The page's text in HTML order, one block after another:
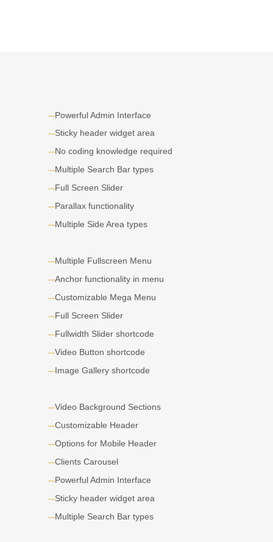
Powerful Admin Interface
Sticky header widget area
No coding knowledge required
Multiple Search Bar types
Full Screen Slider
Parallax functionality
Multiple Side Area types
Multiple Fullscreen Menu
Anchor functionality in menu
Customizable Mega Menu
Full Screen Slider
Fullwidth Slider shortcode
Video Button shortcode
Image Gallery shortcode
Video Background Sections
Customizable Header
Options for Mobile Header
Clients Carousel
Powerful Admin Interface
Sticky header widget area
Multiple Search Bar types